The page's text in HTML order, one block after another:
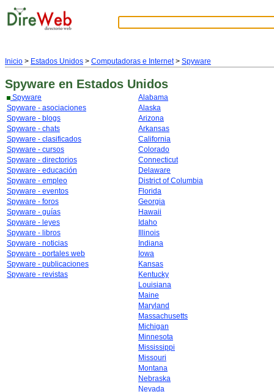
Inicio > Estados Unidos > Computadoras e Internet> Spyware
Spyware en Estados Unidos
Spyware
Spyware - asociaciones
Spyware - blogs
Spyware - chats
Spyware - clasificados
Spyware - cursos
Spyware - directorios
Spyware - educación
Spyware - empleo
Spyware - eventos
Spyware - foros
Spyware - guías
Spyware - leyes
Spyware - libros
Spyware - noticias
Spyware - portales web
Spyware - publicaciones
Spyware - revistas
Alabama
Alaska
Arizona
Arkansas
California
Colorado
Connecticut
Delaware
District of Columbia
Florida
Georgia
Hawaii
Idaho
Illinois
Indiana
Iowa
Kansas
Kentucky
Louisiana
Maine
Maryland
Massachusetts
Michigan
Minnesota
Mississippi
Missouri
Montana
Nebraska
Nevada